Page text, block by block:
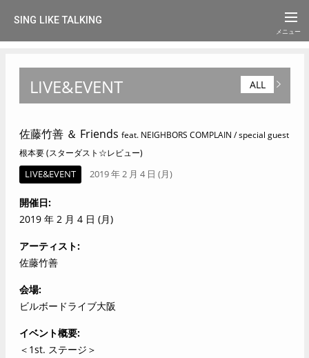
SING LIKE TALKING
LIVE&EVENT ALL
佐藤竹善 ＆ Friends feat. NEIGHBORS COMPLAIN / special guest
根本要 (スターダスト☆レビュー)
LIVE&EVENT 2019 年 2 月 4 日 (月)
開催日
2019 年 2 月 4 日 (月)
アーティスト
佐藤竹善
会場
ビルボードライブ大阪
イベント概要
＜1st. ステージ＞